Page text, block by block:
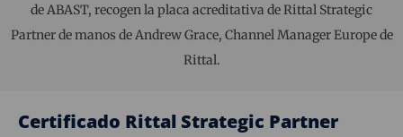
de ABAST, recogen la placa acreditativa de Rittal Strategic
Partner de manos de Andrew Grace, Channel Manager Europe de
Rittal.
Certificado Rittal Strategic Partner